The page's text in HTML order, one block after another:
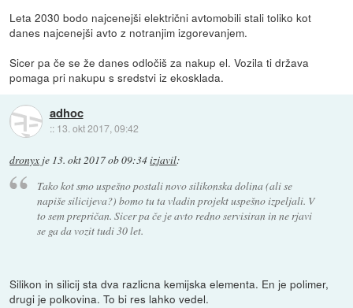
Leta 2030 bodo najcenejši električni avtomobili stali toliko kot
danes najcenejši avto z notranjim izgorevanjem.
Sicer pa če se že danes odločiš za nakup el. Vozila ti država
pomaga pri nakupu s sredstvi iz ekosklada.
adhoc
:: 13. okt 2017, 09:42
dronyx je 13. okt 2017 ob 09:34izjavil:
Tako kot smo uspešno postali novo silikonska dolina (ali se
napiše silicijeva?) bomo tu ta vladin projekt uspešno izpeljali. V
to sem prepričan. Sicer pa če je avto redno servisiran in ne rjavi
se ga da vozit tudi 30 let.
Silikon in silicij sta dva razlicna kemijska elementa. En je polimer,
drugi je polkovina. To bi res lahko vedel.